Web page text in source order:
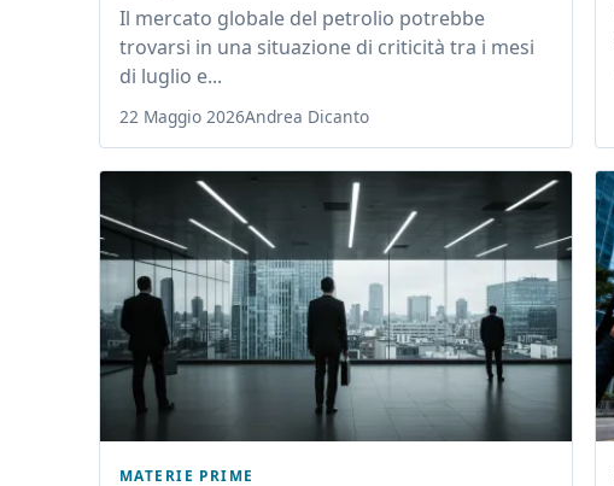
Il mercato globale del petrolio potrebbe
trovarsi in una situazione di criticità tra i mesi
di luglio e...
22 Maggio 2026Andrea Dicanto
MATERIE PRIME